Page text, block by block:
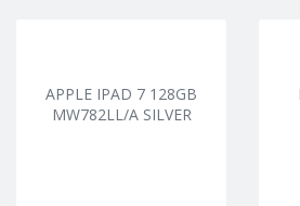
APPLE IPAD 7 128GB
MW782LL/A SILVER